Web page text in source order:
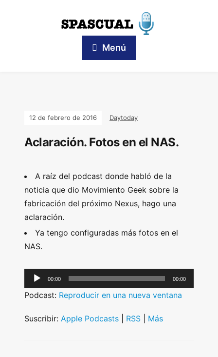
Menú
12 de febrero de 2016 Daytoday
Aclaración. Fotos en el NAS.
A raíz del podcast donde habló de la
noticia que dio Movimiento Geek sobre la
fabricación del próximo Nexus, hago una
aclaración.
Ya tengo configuradas más fotos en el
NAS.
u
i
00:00 00:00
Podcast: Reproducir en una nueva ventana
Suscribir: Apple Podcasts RSS Más